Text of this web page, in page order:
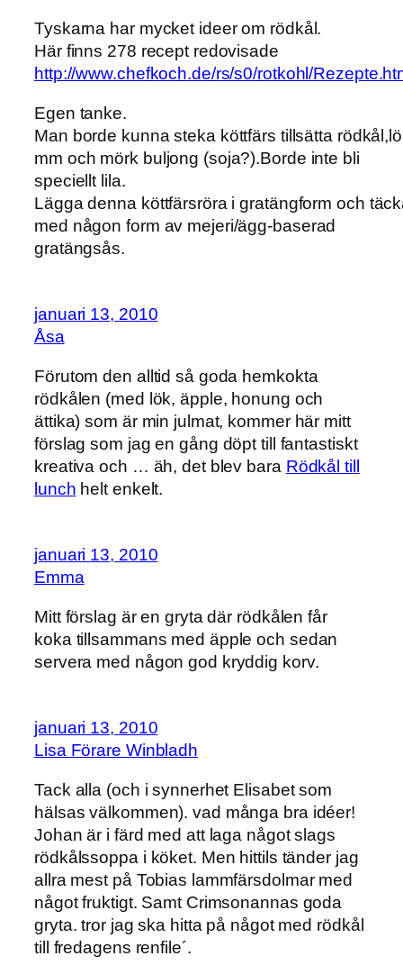
Tyskarna har mycket ideer om rödkål.
Här finns 278 recept redovisade
http://www.chefkoch.de/rs/s0/rotkohl/
Egen tanke.
Man borde kunna steka köttfärs tillsätta
mm och mörk buljong (soja?).Borde inte bli
speciellt lila.
Lägga denna köttfärsröra i gratängform och
med någon form av mejeri/ägg-baserad
gratängsås.
januari 13, 2010
Åsa
Förutom den alltid så goda hemkokta
rödkålen (med lök, äpple, honung och
ättika) som är min julmat, kommer här mitt
förslag som jag en gång döpt till fantastiskt
kreativa och … äh, det blev bara Rödkål till
lunch helt enkelt.
januari 13, 2010
Emma
Mitt förslag är en gryta där rödkålen får
koka tillsammans med äpple och sedan
servera med någon god kryddig korv.
januari 13, 2010
Lisa Förare Winbladh
Tack alla (och i synnerhet Elisabet som
hälsas välkommen). vad många bra idéer!
Johan är i färd med att laga något slags
rödkålssoppa i köket. Men hittils tänder jag
allra mest på Tobias lammfärsdolmar med
något fruktigt. Samt Crimsonannas goda
gryta. tror jag ska hitta på något med rödkål
till fredagens renfile´.